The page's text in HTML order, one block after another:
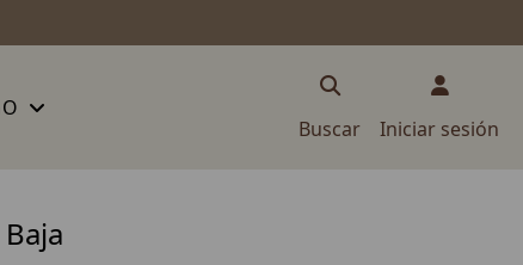
Buscar
Iniciar sesión